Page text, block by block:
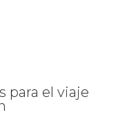
para el viaje